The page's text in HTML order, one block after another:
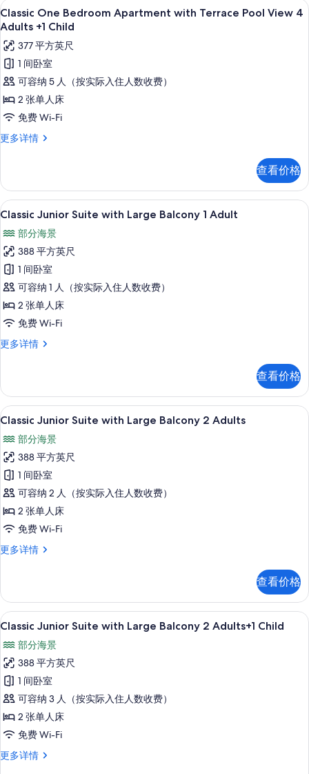
所
有
照
片
Pool
View
Adults
更
多
信
息
显
示
Classic
One
Bedroom
Apartment
with
Terrace
Pool
Adults
+1
Child
的
所
有
照
片
高档床上用品、客房内保险箱、免费
10
Classic One Bedroom Apartment with Terrace Pool View 4
Adults +1 Child
377 平方英尺
1 间卧室
可容纳 5 人（按实际入住人数收费）
2 张单人床
免费 Wi-Fi
更多详情
Classic
with
Terrace
Pool
4
Adults
+1
Child
更
多
信
息
查看价格
显
Classic
Junior
Suite
with
Large
Balcony
1
Adult
所
有
照
片
高档床上用品、客房内保险箱、免费
9
Classic Junior Suite with Large Balcony 1 Adult
部分海景
388 平方英尺
1 间卧室
可容纳 1 人（按实际入住人数收费）
2 张单人床
免费 Wi-Fi
更多详情
Classic
Large
Balcony
1
更
多
信
息
查看价格
显
Classic
Junior
Suite
with
Large
Balcony
2
Adults
所
有
照
片
高档床上用品、客房内保险箱、免费
9
Classic Junior Suite with Large Balcony 2 Adults
部分海景
388 平方英尺
1 间卧室
可容纳 2 人（按实际入住人数收费）
2 张单人床
免费 Wi-Fi
更多详情
Classic
Large
Balcony
2
更
多
信
息
查看价格
显
Classic
Junior
Suite
with
Large
Balcony
2
Adults+1
高档床上用品、客房内保险箱、免费
9
Classic Junior Suite with Large Balcony 2 Adults+1 Child
部分海景
388 平方英尺
1 间卧室
可容纳 3 人（按实际入住人数收费）
2 张单人床
免费 Wi-Fi
更多详情
Classic